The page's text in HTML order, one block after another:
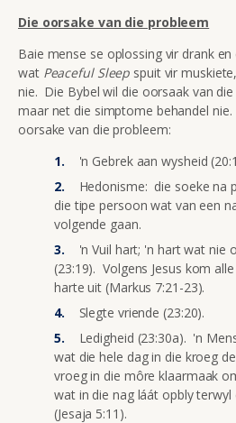
Die oorsake van die probleem
Baie mense se oplossing vir drank
wat Peaceful Sleep spuit vir
nie. Die Bybel wil die oorsaak van
maar net die simptome behandel
oorsake van die probleem:
'n Gebrek aan wysheid
Hedonisme: die soeke na
die tipe persoon wat van een
volgende gaan.
'n Vuil hart; 'n hart wat nie
(23:19). Volgens Jesus kom
harte uit (Markus 7:21-23).
Slegte vriende (23:20).
Ledigheid (23:30a). 'n
wat die hele dag in die kroeg
vroeg in die môre klaarmaak
wat in die nag láát opbly terwyl
(Jesaja 5:11).